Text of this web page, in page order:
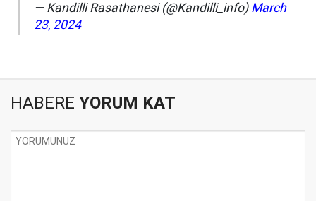
— Kandilli Rasathanesi (@Kandilli_info) March
23, 2024
HABERE YORUM KAT